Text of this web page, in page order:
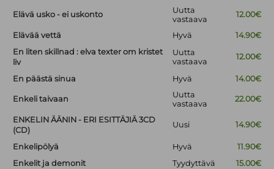
Elävä usko - ei uskonto
Uutta
vastaava
12.00€
Elävää vettä Hyvä
14.90€
En liten skillnad : elva texter om kristet
liv
Uutta
vastaava
12.00€
En päästä sinua Hyvä 14.00€
Enkeli taivaan
Uutta
vastaava
22.00€
ENKELIN ÄÄNIN - ERI ESITTÄJIÄ 3CD
(CD)
Uusi 14.90€
Enkelipölyä Hyvä
11.90€
Enkelit ja demonit
Tyydyttävä
15.00€